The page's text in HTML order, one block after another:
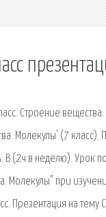
Строение
Молекулы' (7 класс).
в неделю). Урок
Молекулы" при
Презентация на тему